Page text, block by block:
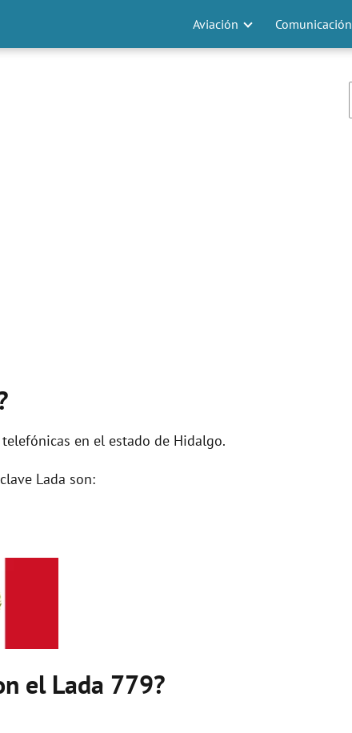
Aviación Comunicación
en el estado de Hidalgo.
Lada son:
el Lada 779?